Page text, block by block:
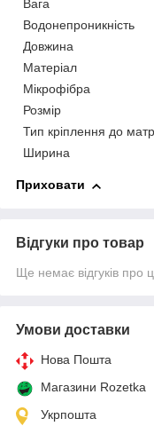
Вага
Водонепроникність
Довжина
Матеріал
Мікрофібра
Розмір
Тип кріплення до
Ширина
Приховати
Відгуки про товар
Ще немає відгуків про
Умови доставки
Нова Пошта
Магазини Rozetka
Укрпошта